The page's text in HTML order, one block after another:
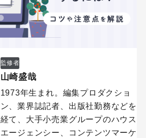
監修者
山崎盛哉
1973年生まれ。編集プロダクショ
ン、業界誌記者、出版社勤務などを
経て、大手小売業グループのハウス
エージェンシー、コンテンツマーケ